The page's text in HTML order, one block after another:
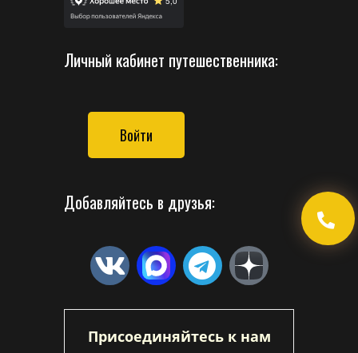
Личный кабинет путешественника:
Войти
Добавляйтесь в друзья:
Присоединяйтесь к нам